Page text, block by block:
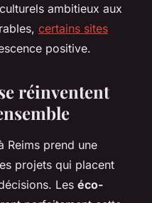
ambitieux aux
certains sites
positive.
réinventent
Reims prend une
projets qui placent
Les éco-